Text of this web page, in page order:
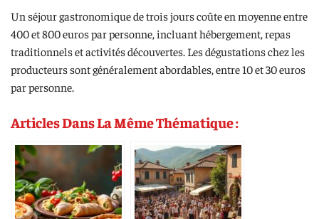
Un séjour gastronomique de trois jours coûte en moyenne entre
400 et 800 euros par personne, incluant hébergement, repas
traditionnels et activités découvertes. Les dégustations chez les
producteurs sont généralement abordables, entre 10 et 30 euros
par personne.
Articles Dans La Même Thématique :